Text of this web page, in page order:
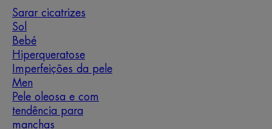
Sarar cicatrizes
Sol
Bebé
Hiperqueratose
Imperfeições da pele
Men
Pele oleosa e com
tendência para
manchas